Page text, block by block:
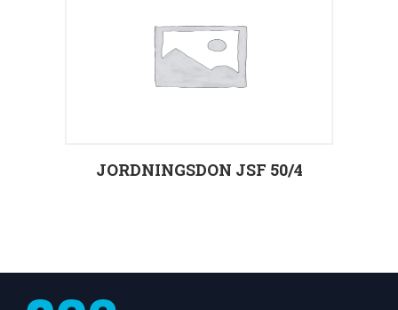
JORDNINGSDON JSF 50/4